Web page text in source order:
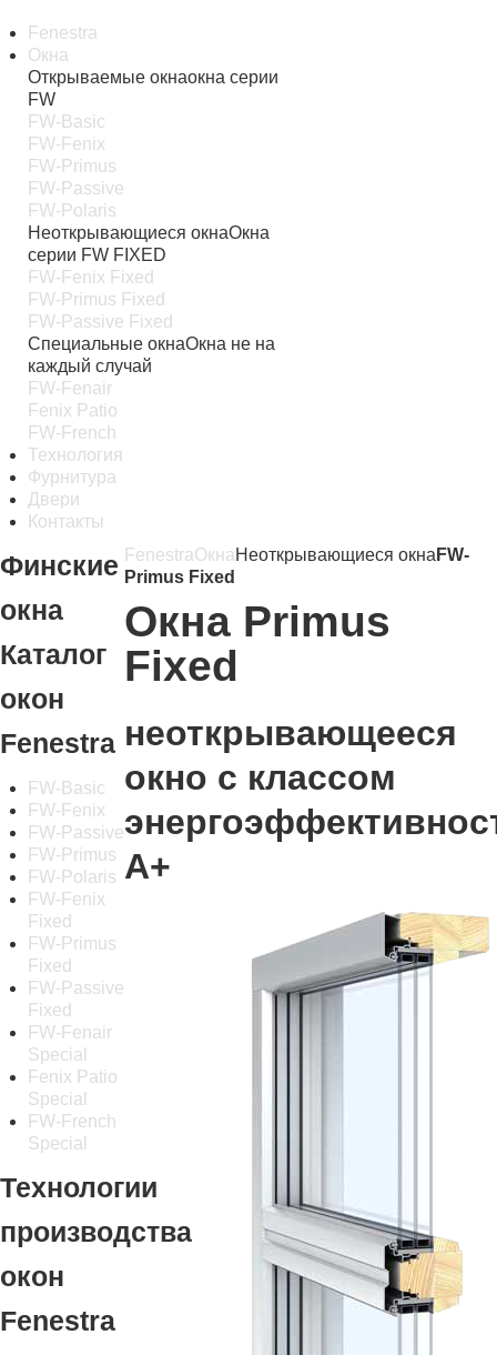
Fenestra
Окна
Открываемые окнаокна серии
FW
FW-Basic
FW-Fenix
FW-Primus
FW-Passive
FW-Polaris
Неоткрывающиеся окнаОкна
серии FW FIXED
FW-Fenix Fixed
FW-Primus Fixed
FW-Passive Fixed
Специальные окнаОкна не на
каждый случай
FW-Fenair
Fenix Patio
FW-French
Технология
Фурнитура
Двери
Контакты
FenestraОкнаНеоткрывающиеся окна FW-
Primus Fixed
Окна Primus
Fixed
неоткрывающееся
окно с классом
А+
Финские
окна
Каталог
окон
Fenestra
FW-Basic
FW-Fenix
FW-Passive
FW-Primus
FW-Polaris
FW-Fenix
Fixed
FW-Primus
Fixed
FW-Passive
Fixed
FW-Fenair
Special
Fenix Patio
Special
FW-French
Special
Технологии
производства
окон
Fenestra